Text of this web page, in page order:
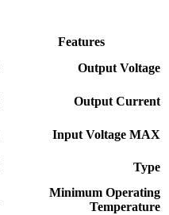
Features
Output Voltage
Output Current
Input Voltage MAX
Type
Minimum Operating
Temperature